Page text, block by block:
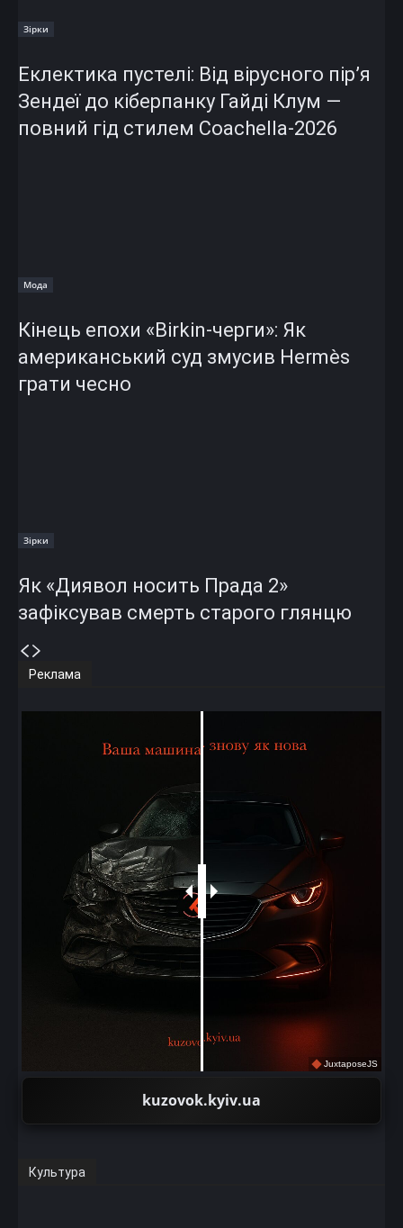
Зірки
Еклектика пустелі: Від вірусного пір’я
Зендеї до кіберпанку Гайді Клум —
повний гід стилем Coachella-2026
Мода
Кінець епохи «Birkin-черги»: Як
американський суд змусив Hermès
грати чесно
Зірки
Як «Диявол носить Прада 2»
зафіксував смерть старого глянцю
Реклама
JuxtaposeJS
kuzovok.kyiv.ua
Культура